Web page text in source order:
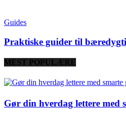
Guides
Praktiske guider til
MEST POPULÆRE
Gør din hverdag lettere med